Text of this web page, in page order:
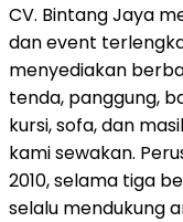
CV. Bintang Jaya
dan event
menyediakan
tenda, panggung,
kursi, sofa, dan
kami sewakan.
2010, selama tiga
selalu mendukung